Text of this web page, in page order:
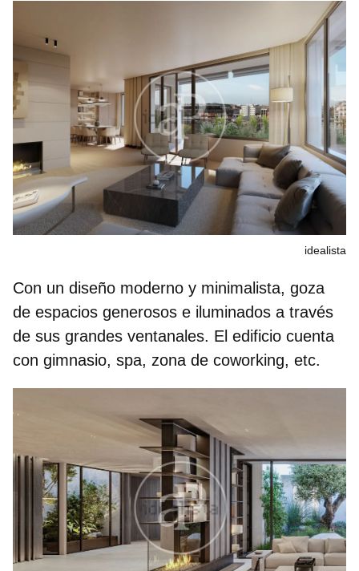
idealista
Con un diseño moderno y minimalista, goza
de espacios generosos e iluminados a través
de sus grandes ventanales. El edificio cuenta
con gimnasio, spa, zona de coworking, etc.